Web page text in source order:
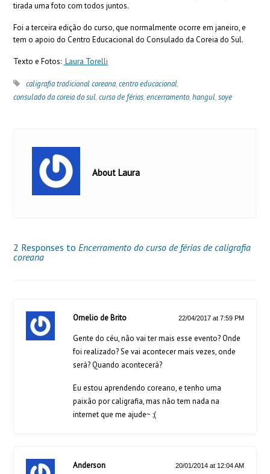
tirada uma foto com todos juntos.
Foi a terceira edição do curso, que normalmente ocorre em janeiro, e
tem o apoio do Centro Educacional do Consulado da Coreia do Sul.
Texto e Fotos: Laura Torelli
caligrafia tradicional coreana,centro educacional,
consulado da coreia do sul,curso de férias,encerramento,hangul,soye
About Laura
2 Responses toEncerramento do curso de férias de caligrafia
coreana
Ornelio de Brito 22/04/2017 at 7:59 PM
Gente do céu, não vai ter mais esse evento? Onde
foi realizado? Se vai acontecer mais vezes, onde
será? Quando acontecerá?
Eu estou aprendendo coreano, e tenho uma
paixão por caligrafia, mas não tem nada na
internet que me ajude~ ;(
Anderson 20/01/2014 at 12:04 AM